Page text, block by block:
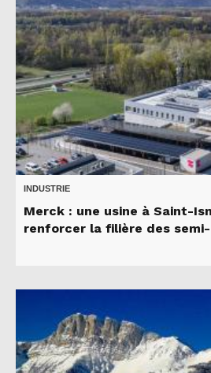
INDUSTRIE
Merck : une usine à Saint-
renforcer la filière des